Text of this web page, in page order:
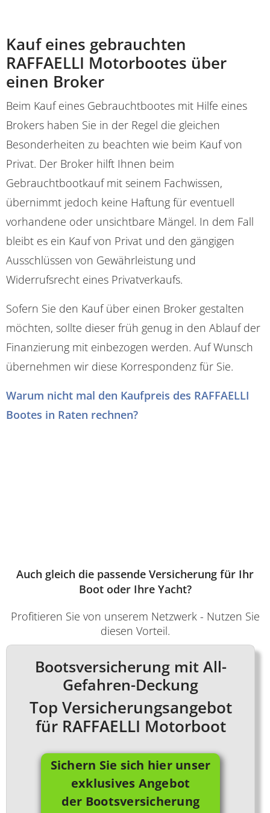
Kauf eines gebrauchten
RAFFAELLI Motorbootes über
einen Broker
Beim Kauf eines Gebrauchtbootes mit Hilfe eines
Brokers haben Sie in der Regel die gleichen
Besonderheiten zu beachten wie beim Kauf von
Privat. Der Broker hilft Ihnen beim
Gebrauchtbootkauf mit seinem Fachwissen,
übernimmt jedoch keine Haftung für eventuell
vorhandene oder unsichtbare Mängel. In dem Fall
bleibt es ein Kauf von Privat und den gängigen
Ausschlüssen von Gewährleistung und
Widerrufsrecht eines Privatverkaufs.
Sofern Sie den Kauf über einen Broker gestalten
möchten, sollte dieser früh genug in den Ablauf der
Finanzierung mit einbezogen werden. Auf Wunsch
übernehmen wir diese Korrespondenz für Sie.
Warum nicht mal den Kaufpreis des RAFFAELLI
Bootes in Raten rechnen?
Auch gleich die passende Versicherung für Ihr
Boot oder Ihre Yacht?
Profitieren Sie von unserem Netzwerk - Nutzen Sie
diesen Vorteil.
Bootsversicherung mit All-
Gefahren-Deckung
Top Versicherungsangebot
für RAFFAELLI Motorboot
Sichern Sie sich hier unser
exklusives Angebot
der Bootsversicherung